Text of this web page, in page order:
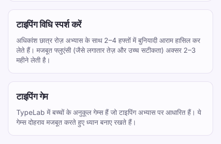
टाइपिंग विधि स्पर्श करें
अधिकांश छात्र रोज़ अभ्यास के साथ 2–4 हफ्तों में बुनियादी आराम हासिल कर
लेते हैं। मजबूत फ्लुएंसी (जैसे लगातार तेज़ और उच्च सटीकता) अक्सर 2–3
महीने लेती है।
टाइपिंग गेम
TypeLab में बच्चों के अनुकूल गेम्स हैं जो टाइपिंग अभ्यास पर आधारित हैं। ये
गेम्स दोहराव मजबूत करते हुए ध्यान बनाए रखते हैं।